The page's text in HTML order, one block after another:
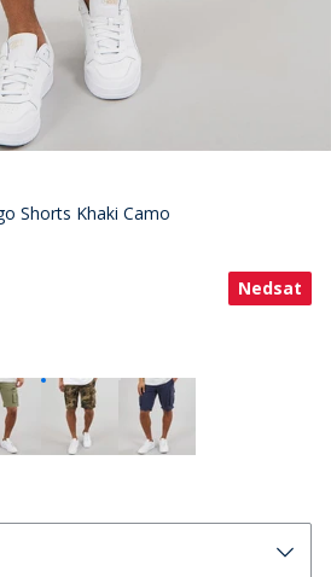
Shorts Khaki Camo
Nedsat